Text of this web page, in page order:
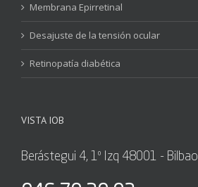
Membrana Epirretinal
Desajuste de la tensión ocular
Retinopatía diabética
VISTA IOB
Berástegui 4, 1º Izq 48001 - Bilbao